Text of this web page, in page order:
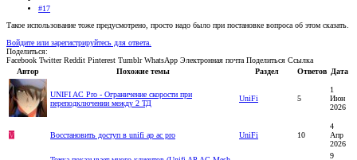
#17
Такое использование тоже предусмотрено, просто надо было при постановке вопроса об этом сказать.
Войдите или зарегистрируйтесь для ответа.
Поделиться:
Facebook Twitter Reddit Pinterest Tumblr WhatsApp Электронная почта Поделиться Ссылка
Автор
Похожие темы Раздел Ответов Дата
UNIFI AC Pro - Ограничение скорости при
переподключении между 2 ТД
UniFi 5
1
Июн
2026
V Восстановить доступ в unifi ap ac pro UniFi 10
4
Апр
2026
9